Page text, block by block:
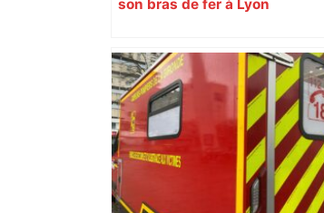
son bras de fer à Lyon